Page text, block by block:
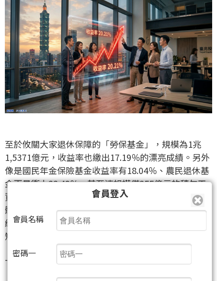
至於攸關大家退休保障的「勞保基金」，規模為1兆
1,5371億元，收益率也繳出17.19％的漂亮成績。另外
像是國民年金保險基金收益率有18.04％、農民退休基
金更是衝上22.48％。甚至連規模僅255億元的積欠工
資墊償基金，收益率都有11.54％。這代表整個國家隊
體系在這一波多頭浪潮中，幾乎是全線噴發、無一漏
網。如果我們能看懂這股龐大資金的流向，這絕對是
短線進出最硬的靠山。
---
會員登入
會員名稱
密碼一